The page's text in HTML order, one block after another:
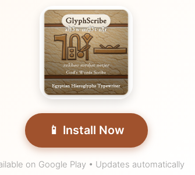
📱 Install Now
on Google Play • Updates automatically